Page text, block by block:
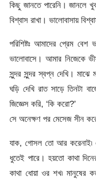
কিছু জানতে পারেনি। জানলে
বিশ্বাস রাখা। ভালোবাসায়
পরিশিষ্টঃ আমাদের প্রেম
ভালোবাসে। আমার নিজেকে
সুন্দর সুন্দর স্বপ্ন দেখি। মাঝে
ঘড়ি দেখি রাত সাড়ে তিনটা
জিজ্ঞেস করি, ‘কি করো?’
সে অনেক্ষণ পর মেসেজ সীন
যাক, গোসল তো আর করেনাই৷
ধুতেই পারে। হয়তো কাথা
কাথা ধোয়া ওর শখ৷